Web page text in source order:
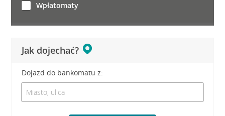
Jak dojechać?
Dojazd do bankomatu z:
Wpłatomaty